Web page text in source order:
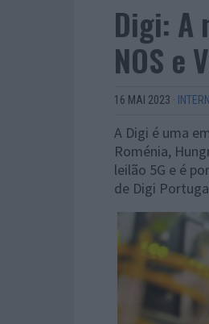
Digi: A
NOS e
16 MAI 2023 ·
A Digi é uma
Roménia,
leilão 5G e é
de Digi